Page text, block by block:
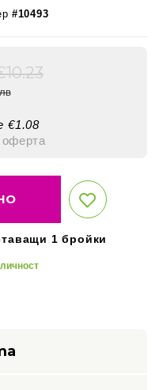
#10493
10.23
€1.08
1 бройки